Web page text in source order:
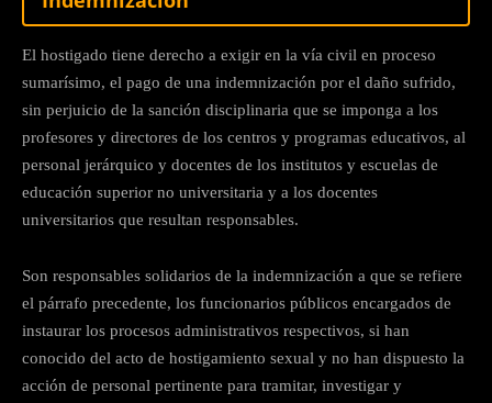
El hostigado tiene derecho a exigir en la vía civil en proceso
sumarísimo, el pago de una indemnización por el daño sufrido,
sin perjuicio de la sanción disciplinaria que se imponga a los
profesores y directores de los centros y programas educativos, al
personal jerárquico y docentes de los institutos y escuelas de
educación superior no universitaria y a los docentes
universitarios que resultan responsables.
Son responsables solidarios de la indemnización a que se refiere
el párrafo precedente, los funcionarios públicos encargados de
instaurar los procesos administrativos respectivos, si han
conocido del acto de hostigamiento sexual y no han dispuesto la
acción de personal pertinente para tramitar, investigar y